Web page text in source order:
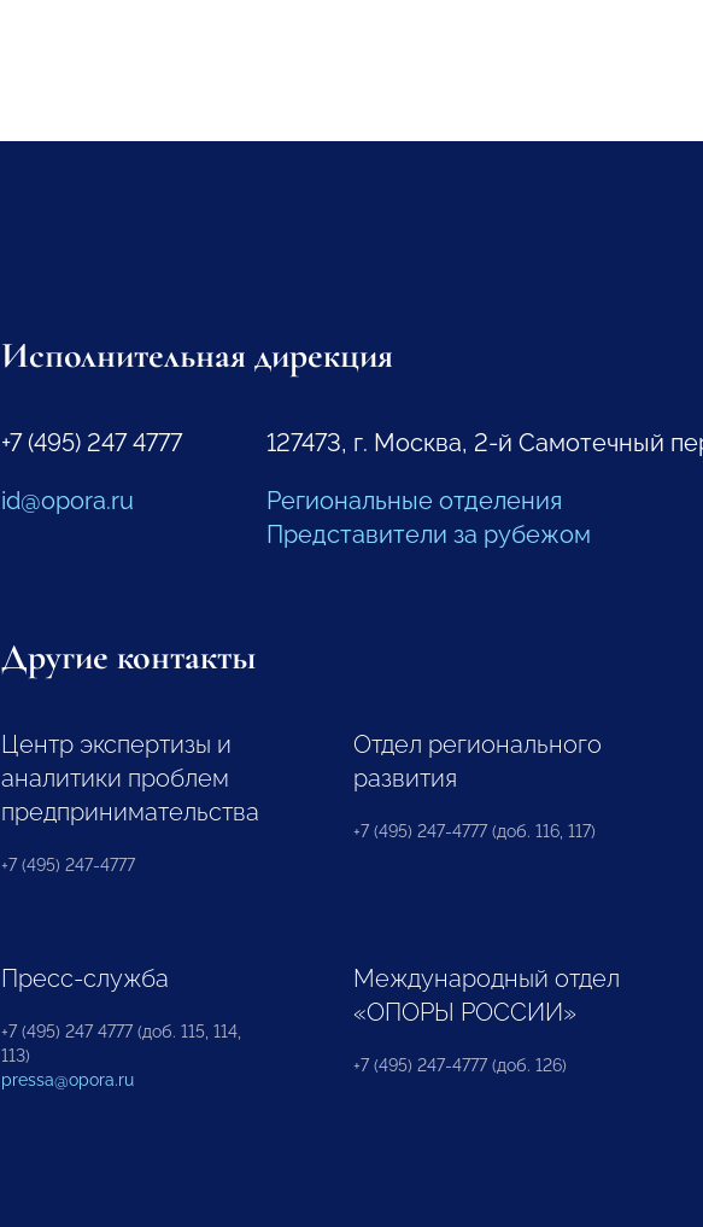
Исполнительная дирекция
+7 (495) 247 4777
id@opora.ru
127473, г. Москва, 2-й Самотечный
Региональные отделения
Представители за рубежом
Другие контакты
Центр экспертизы и
аналитики проблем
предпринимательства
+7 (495) 247-4777
Отдел регионального
развития
+7 (495) 247-4777 (доб. 116, 117)
Пресс-служба
+7 (495) 247 4777 (доб. 115, 114,
113)
pressa@opora.ru
Международный отдел
«ОПОРЫ РОССИИ»
+7 (495) 247-4777 (доб. 126)